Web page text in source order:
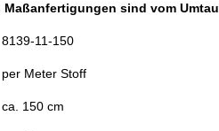
Maßanfertigungen sind vom
8139-11-150
per Meter Stoff
ca. 150 cm